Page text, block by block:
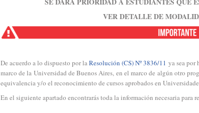
VER DETALLE DE
De acuerdo a lo dispuesto por laResolución (CS) Nº 3836/11 ya sea por
marco de la Universidad de Buenos Aires, en el marco de algún otro
equivalencia y/o el reconocimiento de cursos aprobados en
En el siguiente apartado encontrarás toda la información necesaria para